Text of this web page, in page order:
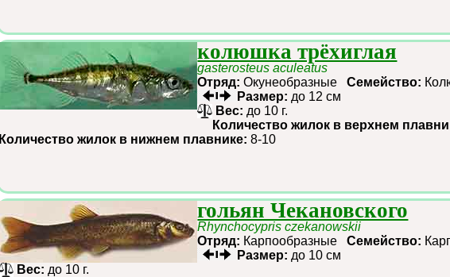
колюшка трёхиглая
gasterosteus aculeatus
Отряд: ОкунеобразныеСемейство:
Размер: до 12 см
Вес: до 10 г.
Количество жилок в верхнем
Количество жилок в нижнем плавнике:8-10
гольян Чекановского
Rhynchocypris czekanowskii
Отряд: КарпообразныеСемейство:
Размер: до 10 см
Вес: до 10 г.